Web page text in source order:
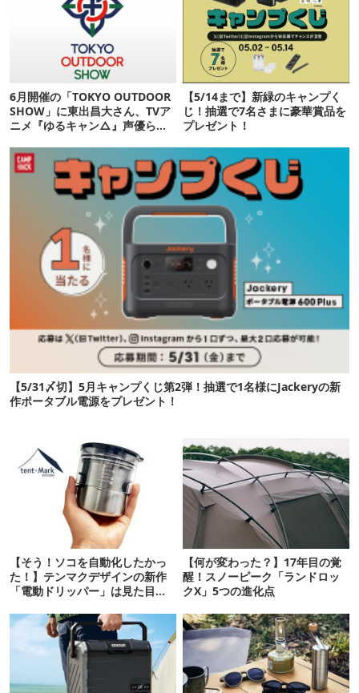
6月開催の「TOKYO OUTDOOR
SHOW」に東出昌大さん、TVア
ニメ『ゆるキャン△』声優らが
【5/14まで】新緑のキャンプく
じ！抽選で7名さまに豪華賞品を
プレゼント！
【5/31〆切】5月キャンプくじ第2弾！抽選で1名様にJackeryの新
作ポータブル電源をプレゼント！
【そう！ソコを自動化したかっ
た！】テンマクデザインの新作
「電動ドリッパー」は見た目も
【何が変わった？】17年目の覚
醒！スノーピーク「ランドロッ
クX」5つの進化点